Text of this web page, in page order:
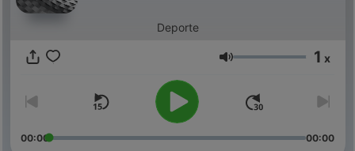
Deporte
Volumen 1 x
00:00 00:00